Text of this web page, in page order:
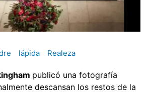
lápida Realeza
publicó una fotografía
descansan los restos de la